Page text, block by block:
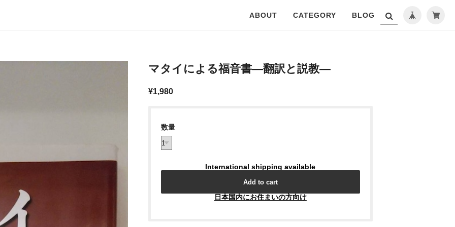
ABOUT CATEGORY BLOG
マタイによる福音書―翻訳と説教―
¥1,980
数量
International shipping available
Add to cart
日本国内にお住まいの方向け